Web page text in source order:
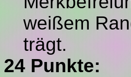
weißem
trägt.
24 Punkte: